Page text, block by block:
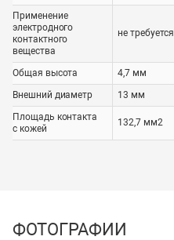
Применение
электродного
контактного
вещества
не требуется
Общая высота 4,7 мм
Внешний диаметр
13 мм
Площадь контакта
с кожей
132,7 мм2
ФОТОГРАФИИ